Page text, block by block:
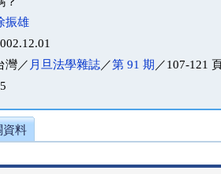
振雄
灣／ 月旦法學雜誌／第 91 期 ／107-121
資料